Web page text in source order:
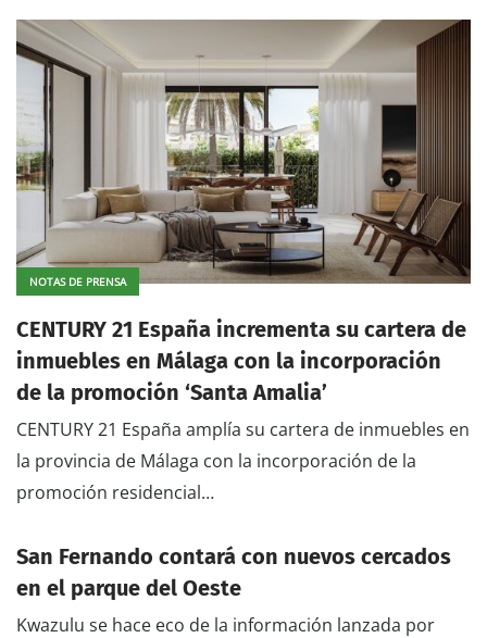
NOTAS DE PRENSA
CENTURY 21 España incrementa su cartera de
inmuebles en Málaga con la incorporación
de la promoción ‘Santa Amalia’
CENTURY 21 España amplía su cartera de inmuebles en
la provincia de Málaga con la incorporación de la
promoción residencial…
San Fernando contará con nuevos cercados
en el parque del Oeste
Kwazulu se hace eco de la información lanzada por